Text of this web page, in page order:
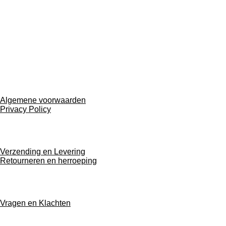
Algemene voorwaarden
Privacy Policy
Verzending en Levering
Retourneren en herroeping
Vragen en Klachten